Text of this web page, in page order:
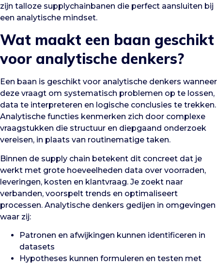
zijn talloze supplychainbanen die perfect aansluiten bij
een analytische mindset.
Wat maakt een baan geschikt
voor analytische denkers?
Een baan is geschikt voor analytische denkers wanneer
deze vraagt om systematisch problemen op te lossen,
data te interpreteren en logische conclusies te trekken.
Analytische functies kenmerken zich door complexe
vraagstukken die structuur en diepgaand onderzoek
vereisen, in plaats van routinematige taken.
Binnen de supply chain betekent dit concreet dat je
werkt met grote hoeveelheden data over voorraden,
leveringen, kosten en klantvraag. Je zoekt naar
verbanden, voorspelt trends en optimaliseert
processen. Analytische denkers gedijen in omgevingen
waar zij:
Patronen en afwijkingen kunnen identificeren in
datasets
Hypotheses kunnen formuleren en testen met